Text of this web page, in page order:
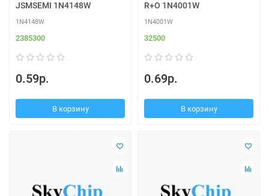
JSMSEMI 1N4148W
1N4148W
2385300
0.59р.
В корзину
R+O 1N4001W
1N4001W
32500
0.69р.
В корзину